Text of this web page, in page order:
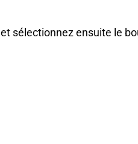
et sélectionnez ensuite le